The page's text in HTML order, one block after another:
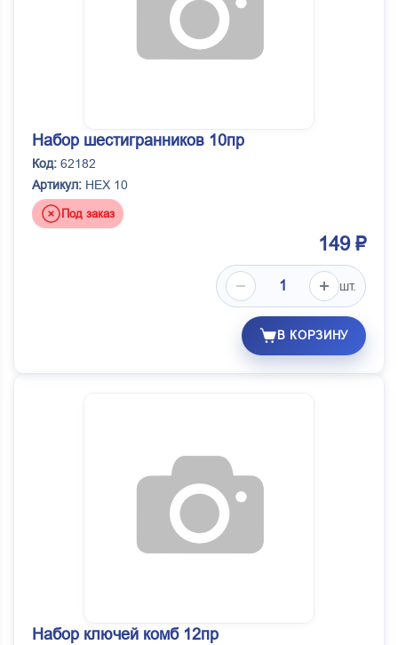
Набор шестигранников 10пр
Код: 62182
Артикул: HEX 10
Под заказ
149 ₽
шт.
В КОРЗИНУ
Набор ключей комб 12пр